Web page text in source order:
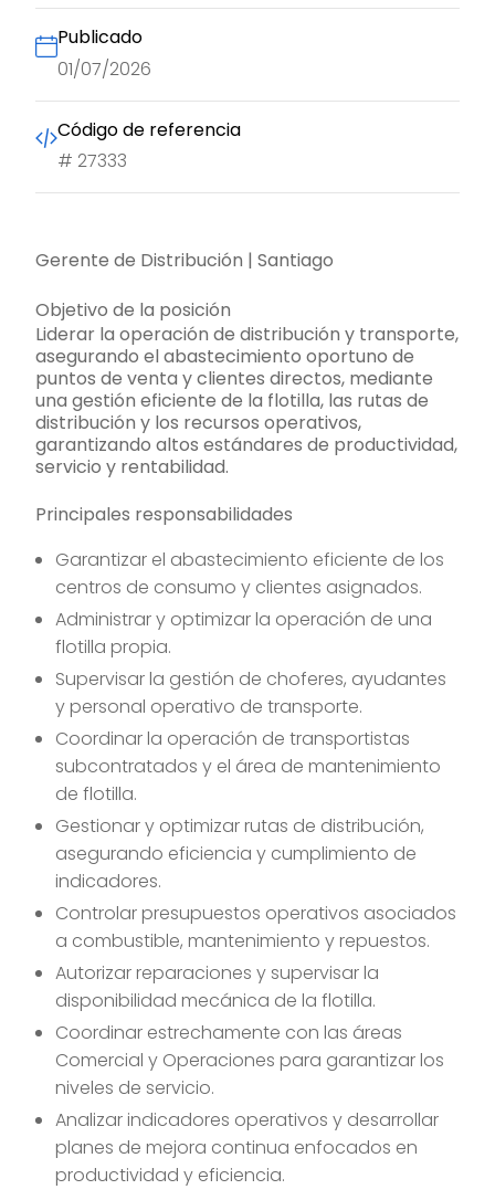
Gerente de Distribución | Santiago
Objetivo de la posición
Liderar la operación de distribución y transporte,
asegurando el abastecimiento oportuno de
puntos de venta y clientes directos, mediante
una gestión eficiente de la flotilla, las rutas de
distribución y los recursos operativos,
garantizando altos estándares de productividad,
servicio y rentabilidad.
Principales responsabilidades
Garantizar el abastecimiento eficiente de los
centros de consumo y clientes asignados.
Administrar y optimizar la operación de una
flotilla propia.
Supervisar la gestión de choferes, ayudantes
y personal operativo de transporte.
Coordinar la operación de transportistas
subcontratados y el área de mantenimiento
de flotilla.
Gestionar y optimizar rutas de distribución,
asegurando eficiencia y cumplimiento de
indicadores.
Controlar presupuestos operativos asociados
a combustible, mantenimiento y repuestos.
Autorizar reparaciones y supervisar la
disponibilidad mecánica de la flotilla.
Coordinar estrechamente con las áreas
Comercial y Operaciones para garantizar los
niveles de servicio.
Analizar indicadores operativos y desarrollar
planes de mejora continua enfocados en
productividad y eficiencia.
Publicado
01/07/2026
Código de referencia
# 27333